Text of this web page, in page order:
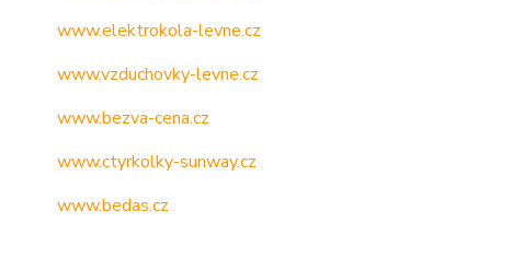
www.elektrokola-levne.cz
www.vzduchovky-levne.cz
www.bezva-cena.cz
www.ctyrkolky-sunway.cz
www.bedas.cz